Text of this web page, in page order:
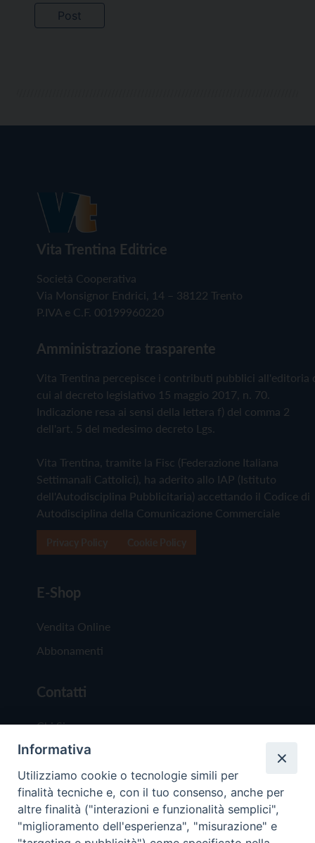
Vita Trentina Editrice
Società Cooperativa
Via Monsignor Endrici, 14 – 38122 Trento
P.IVA e C.F. 00199960220
Amministrazione trasparente
Vita Trentina percepisce i contributi pubblici all'editoria
cui al decreto legislativo 15 maggio 2017, n. 70.
Indicazione resa ai sensi della lettera f) del comma 2
dell'art. 5 del medesimo decreto Lgs.
Vita Trentina, tramite la Fisc (Federazione Italiana
Settimanali Cattolici), ha aderito allo IAP (Istituto
dell'Autodisciplina Pubblicitaria) accettando il Codice di
Autodisciplina della Comunicazione Commerciale
E-Shop
Vendita Online
Abbonamenti
Contatti
Chi Siamo
Redazione
Scrivici
Informativa
Utilizziamo cookie o tecnologie simili per
finalità tecniche e, con il tuo consenso, anche per
altre finalità ("interazioni e funzionalità semplici",
"miglioramento dell'esperienza", "misurazione" e